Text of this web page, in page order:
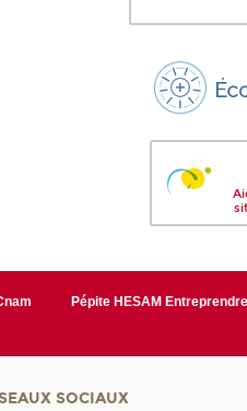
Pépite HESAM Entreprendre
SOCIAUX